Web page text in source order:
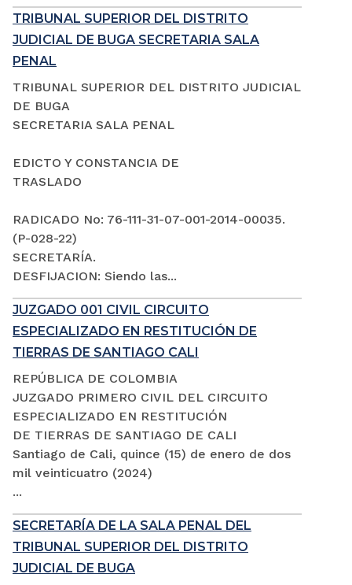
TRIBUNAL SUPERIOR DEL DISTRITO
JUDICIAL DE BUGA SECRETARIA SALA
PENAL
TRIBUNAL SUPERIOR DEL DISTRITO JUDICIAL
DE BUGA
SECRETARIA SALA PENAL
EDICTO Y CONSTANCIA DE
TRASLADO
RADICADO No: 76-111-31-07-001-2014-00035.
(P-028-22)
SECRETARÍA.
DESFIJACION: Siendo las...
JUZGADO 001 CIVIL CIRCUITO
ESPECIALIZADO EN RESTITUCIÓN DE
TIERRAS DE SANTIAGO CALI
REPÚBLICA DE COLOMBIA
JUZGADO PRIMERO CIVIL DEL CIRCUITO
ESPECIALIZADO EN RESTITUCIÓN
DE TIERRAS DE SANTIAGO DE CALI
Santiago de Cali, quince (15) de enero de dos
mil veinticuatro (2024)
...
SECRETARÍA DE LA SALA PENAL DEL
TRIBUNAL SUPERIOR DEL DISTRITO
JUDICIAL DE BUGA